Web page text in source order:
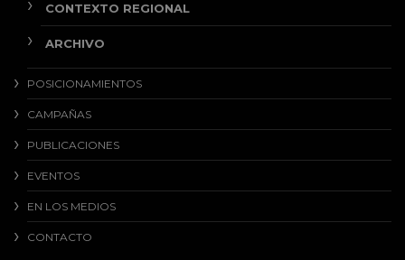
CONTEXTO REGIONAL
ARCHIVO
POSICIONAMIENTOS
CAMPAÑAS
PUBLICACIONES
EVENTOS
EN LOS MEDIOS
CONTACTO